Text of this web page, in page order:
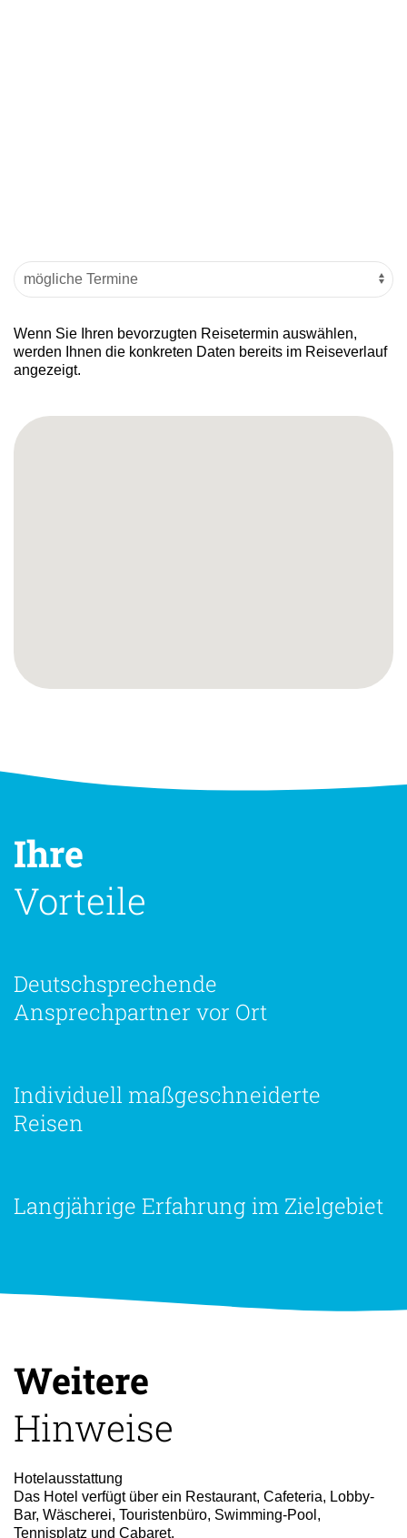
Wenn Sie Ihren bevorzugten Reisetermin auswählen,
werden Ihnen die konkreten Daten bereits im Reiseverlauf
angezeigt.
Ihre
Vorteile
Deutschsprechende
Ansprechpartner vor Ort
Individuell maßgeschneiderte
Reisen
Langjährige Erfahrung im Zielgebiet
Weitere
Hinweise
Hotelausstattung
Das Hotel verfügt über ein Restaurant, Cafeteria, Lobby-
Bar, Wäscherei, Touristenbüro, Swimming-Pool,
Tennisplatz und Cabaret.